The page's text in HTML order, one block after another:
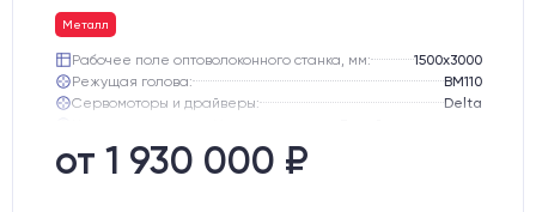
Металл
Рабочее поле оптоволоконного станка, мм:
1500х3000
Режущая голова:
BM110
Сервомоторы и драйверы:
Delta
Направляющие оси Х:
Тип лазерного излучателя:
от 1 930 000 ₽